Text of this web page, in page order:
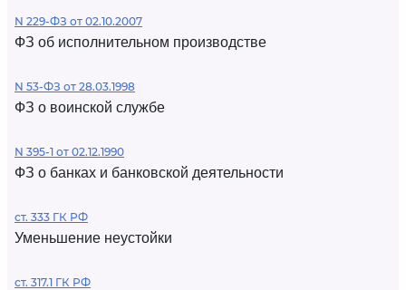
N 229-ФЗ от 02.10.2007
ФЗ об исполнительном производстве
N 53-ФЗ от 28.03.1998
ФЗ о воинской службе
N 395-1 от 02.12.1990
ФЗ о банках и банковской деятельности
ст. 333 ГК РФ
Уменьшение неустойки
ст. 317.1 ГК РФ